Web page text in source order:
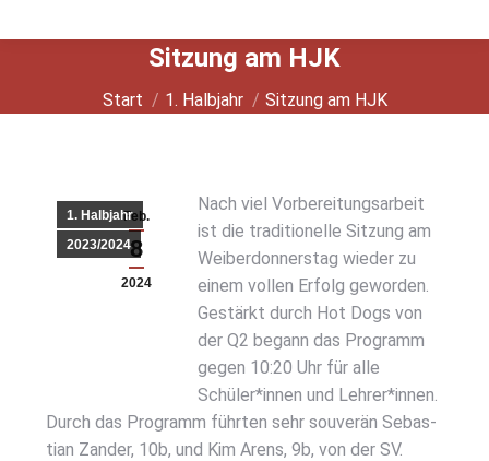
Sit­zung am HJK
Sie befinden sich hier:
Start 1. Halbjahr Sit­zung am HJK
Feb.
8
2024
1. Halbjahr
2023/2024
Nach viel Vor­be­rei­tungs­ar­beit
ist die tra­di­tio­nel­le Sit­zung am
Wei­ber­don­ners­tag wie­der zu
einem vol­len Erfolg gewor­den.
Gestärkt durch Hot Dogs von
der Q2 begann das Pro­gramm
gegen 10:20 Uhr für alle
Schüler*innen und Lehrer*innen.
Durch das Pro­gramm führ­ten sehr sou­ve­rän Sebas­
ti­an Zan­der, 10b, und Kim Are­ns, 9b, von der SV.